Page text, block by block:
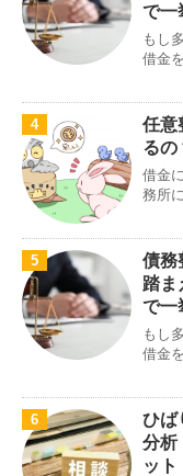
で一
もし
借金
4
任意
るの
借金
務所
5
債務
踏ま
で一
もし
借金
6
ひば
分析
ット